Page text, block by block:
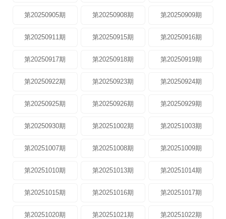
第20250905期 第20250908期 第20250909期
第20250911期 第20250915期 第20250916期
第20250917期 第20250918期 第20250919期
第20250922期 第20250923期 第20250924期
第20250925期 第20250926期 第20250929期
第20250930期 第20251002期 第20251003期
第20251007期 第20251008期 第20251009期
第20251010期 第20251013期 第20251014期
第20251015期 第20251016期 第20251017期
第20251020期 第20251021期 第20251022期